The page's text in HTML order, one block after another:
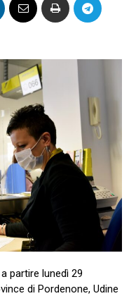
partire lunedì 29
di Pordenone, Udine